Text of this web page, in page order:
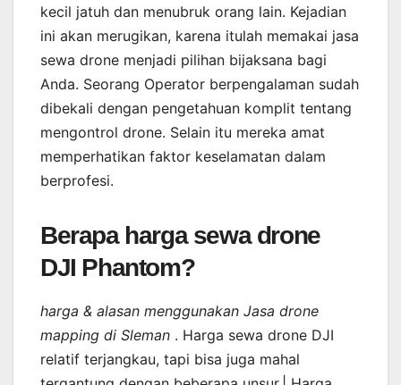
kecil jatuh dan menubruk orang lain. Kejadian
ini akan merugikan, karena itulah memakai jasa
sewa drone menjadi pilihan bijaksana bagi
Anda. Seorang Operator berpengalaman sudah
dibekali dengan pengetahuan komplit tentang
mengontrol drone. Selain itu mereka amat
memperhatikan faktor keselamatan dalam
berprofesi.
Berapa harga sewa drone
DJI Phantom?
harga & alasan menggunakan Jasa drone
mapping di Sleman . Harga sewa drone DJI
relatif terjangkau, tapi bisa juga mahal